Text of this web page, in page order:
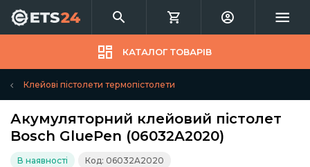
КАТАЛОГ ТОВАРІВ
Клейові пістолети термопістолети
Акумуляторний клейовий пістолет
Bosch GluePen (06032A2020)
В наявності Код: 06032A2020